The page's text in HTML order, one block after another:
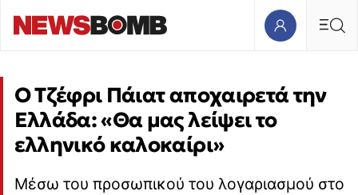
Ο Τζέφρι Πάιατ αποχαιρετά την
Ελλάδα: «Θα μας λείψει το
ελληνικό καλοκαίρι»
Μέσω του προσωπικού του λογαριασμού στο